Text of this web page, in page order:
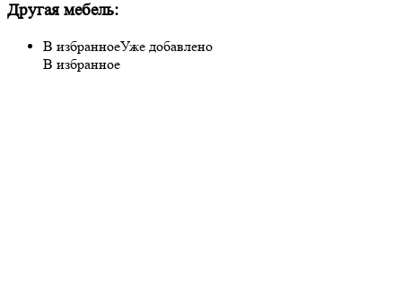
Другая мебель:
В избранноеУже добавлено
В избранное